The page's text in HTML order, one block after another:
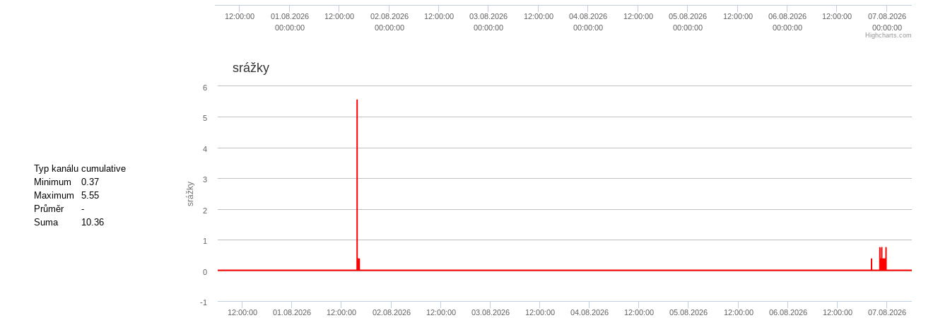
12:00:00
01.08.2026
00:00:00
12:00:00
02.08.2026
00:00:00
12:00:00
03.08.2026
00:00:00
12:00:00
04.08.2026
00:00:00
12:00:00
05.08.2026
00:00:00
12:00:00
06.08.2026
00:00:00
12:00:00
07.08.2026
00:00:00
Highcharts.com
Typ kanálu cumulative
Minimum
0.37
Maximum
5.55
Průměr
-
Suma
10.36
srážky
srážky
12:00:00
01.08.2026
12:00:00
02.08.2026
12:00:00
03.08.2026
12:00:00
04.08.2026
12:00:00
05.08.2026
12:00:00
06.08.2026
12:00:00
07.08.2026
-1
0
1
2
3
4
5
6